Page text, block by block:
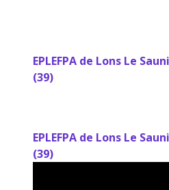
EPLEFPA de Lons Le
(39)
EPLEFPA de Lons Le
(39)